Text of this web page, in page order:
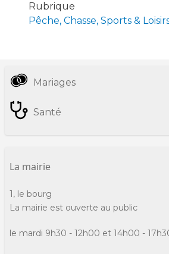
Rubrique
Pêche, Chasse, Sports &
Informations
pratiques
Mariages
Santé
La mairie
1, le bourg
La mairie est ouverte au public
le mardi 9h30 - 12h00 et 14h00 -